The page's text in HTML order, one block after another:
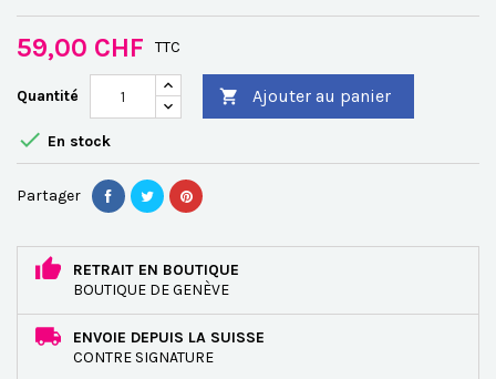
59,00 CHF TTC
Quantité  Ajouter au panier
 En stock
Partager
RETRAIT EN BOUTIQUE
BOUTIQUE DE GENÈVE
ENVOIE DEPUIS LA SUISSE
CONTRE SIGNATURE